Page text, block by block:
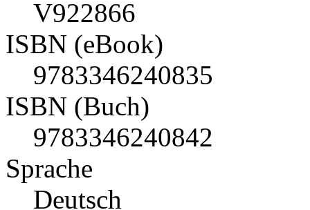
V922866
ISBN (eBook)
9783346240835
ISBN (Buch)
9783346240842
Sprache
Deutsch